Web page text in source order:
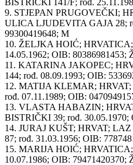
9. STJEPAN PRUGOVEČKI;
ULICA LJUDEVITA GAJA 28;
99300419648; M
10. ŽELJKA HOIĆ;
14.05.1962; OIB: 80386981453;
11. KATARINA JAKOPEC;
144; rođ. 08.09.1993; OIB:
12. MATIJA KLEMAR;
rođ. 07.11.1989; OIB:
13. VLASTA HABAZIN;
BISTRIČKI 39; rođ. 30.05.1970;
14. JURAJ KUŠT; HRVAT;
87; rođ. 31.03.1956; OIB:
15. MARIJA HOIĆ;
10.07.1986; OIB: 79471420370;